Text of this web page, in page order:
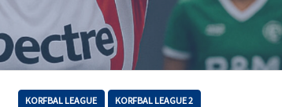
KORFBAL LEAGUE KORFBAL LEAGUE 2